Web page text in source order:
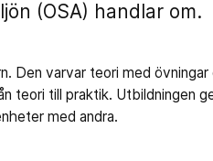
(OSA) handlar om.
Den varvar teori med
teori till praktik. Utbildningen
med andra.